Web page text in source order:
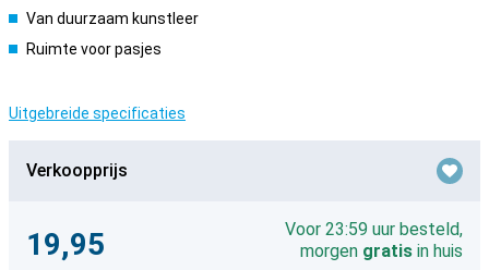
Van duurzaam kunstleer
Ruimte voor pasjes
Uitgebreide specificaties
Verkoopprijs
19,95
Voor 23:59 uur besteld,
morgen gratis in huis